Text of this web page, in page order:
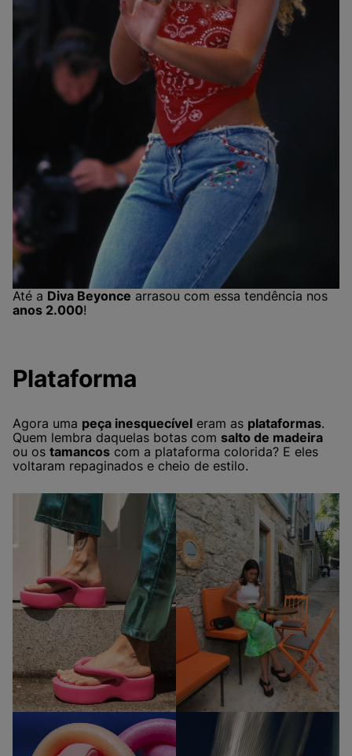
Até a Diva Beyonce arrasou com essa tendência nos
anos 2.000!
Plataforma
Agora uma peça inesquecível eram as plataformas.
Quem lembra daquelas botas com salto de madeira
ou os tamancos com a plataforma colorida? E eles
voltaram repaginados e cheio de estilo.